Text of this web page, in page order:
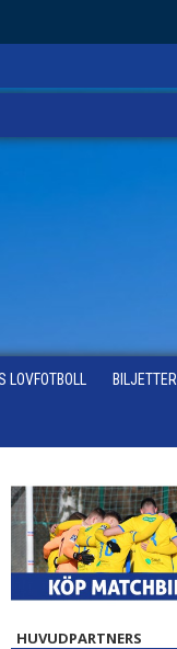
LOVFOTBOLL BILJETTER
HUVUDPARTNERS